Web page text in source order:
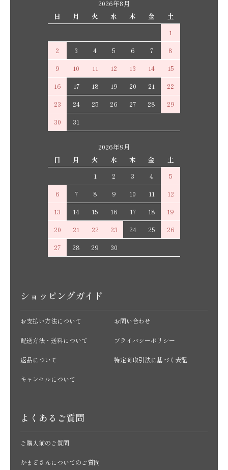
2026年8月
日
月 火 水 木 金
土
1
2
3 4 5 6 7
8
9
10 11 12 13 14
15
16
17 18 19 20 21
22
23
24 25 26 27 28
29
30
31
2026年9月
日
月 火 水 木 金
土
1
2 3 4
5
6
7 8 9 10 11
12
13
14 15 16 17 18
19
20
21 22 23 24 25
26
27
28 29 30
ショッピングガイド
お支払い方法について
配送方法・送料について
返品について
キャンセルについて
お問い合わせ
プライバシーポリシー
特定商取引法に基づく表記
よくあるご質問
ご購入前のご質問
かまどさんについてのご質問